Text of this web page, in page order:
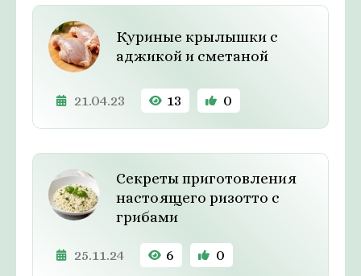
Куриные крылышки с
аджикой и сметаной
21.04.23 13 0
Секреты приготовления
настоящего ризотто с
грибами
25.11.24 6 0